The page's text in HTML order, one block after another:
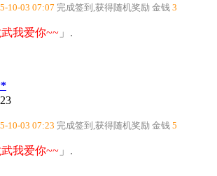
10-03 07:07 完成签到,获得随机奖励 金钱 3
我爱你~~ 」.
10-03 07:23 完成签到,获得随机奖励 金钱 5
我爱你~~ 」.